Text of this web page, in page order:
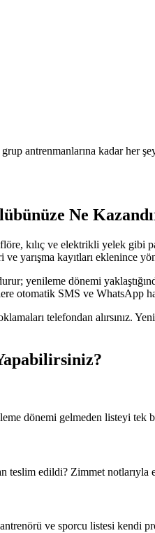
antrenmanlarına kadar her
Ne
kılıç ve elektrikli yelek gibi
yarışma kayıtları eklenince
yenileme dönemi
otomatik SMS ve WhatsApp
telefondan
dönemi gelmeden listeyi tek
edildi? Zimmet notlarıyla
ve sporcu listesi kendi